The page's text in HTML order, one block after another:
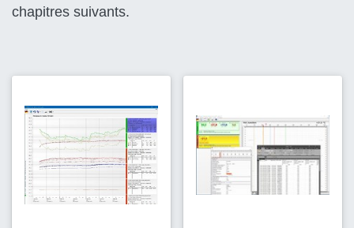
chapitres suivants.